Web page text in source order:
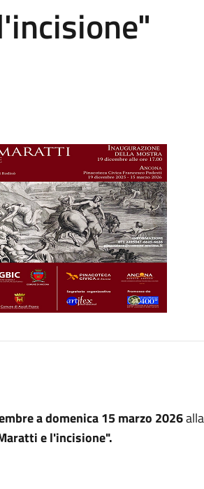
a domenica 15 marzo 2026
e l'incisione".